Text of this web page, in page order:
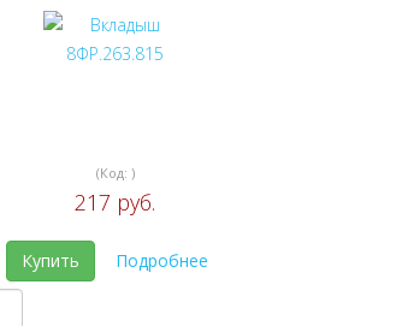
(Код: )
217 руб.
Купить Подробнее